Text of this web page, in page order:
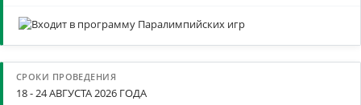
18 - 24 АВГУСТА 2026 ГОДА